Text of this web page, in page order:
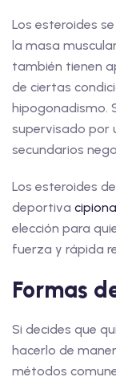
Los esteroides
la masa
también tienen
de ciertas
hipogonadismo.
supervisado por
secundarios
Los esteroides
deportiva
elección para
fuerza y rápida
Formas
Si decides que
hacerlo de
métodos